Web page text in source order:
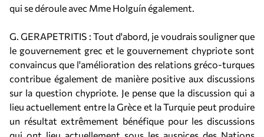
qui se déroule avec Mme Holguín également.
G. GERAPETRITIS : Tout d'abord, je voudrais souligner que
le gouvernement grec et le gouvernement chypriote sont
convaincus que l'amélioration des relations gréco-turques
contribue également de manière positive aux discussions
sur la question chypriote. Je pense que la discussion qui a
lieu actuellement entre la Grèce et la Turquie peut produire
un résultat extrêmement bénéfique pour les discussions